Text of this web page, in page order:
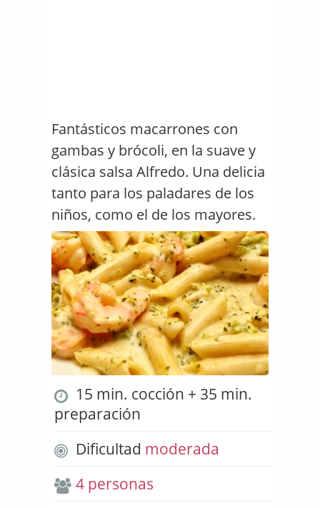
Fantásticos macarrones con
gambas y brócoli, en la suave y
clásica salsa Alfredo. Una delicia
tanto para los paladares de los
niños, como el de los mayores.
15 min. cocción + 35 min.
preparación
Dificultad moderada
4 personas